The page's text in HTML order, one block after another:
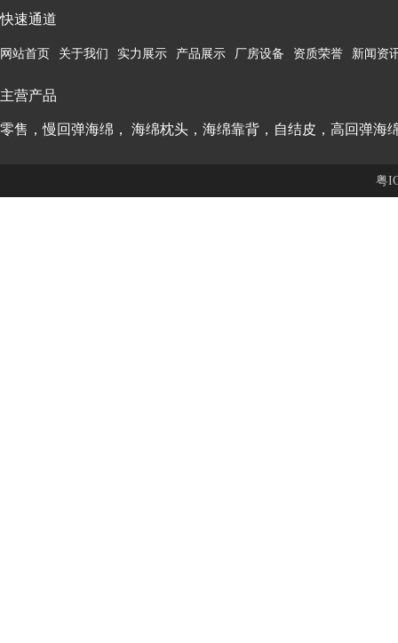
快速通道
网站首页 关于我们 实力展示 产品展示 厂房设备 资质荣誉 新闻资
主营产品
零售，慢回弹海绵， 海绵枕头，海绵靠背，自结皮，高回弹海
粤